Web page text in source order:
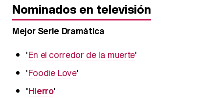
Nominados en televisión
Mejor Serie Dramática
'En el corredor de la muerte'
'Foodie Love'
'Hierro'